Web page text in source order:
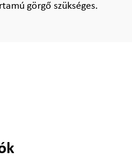
görgő szükséges.